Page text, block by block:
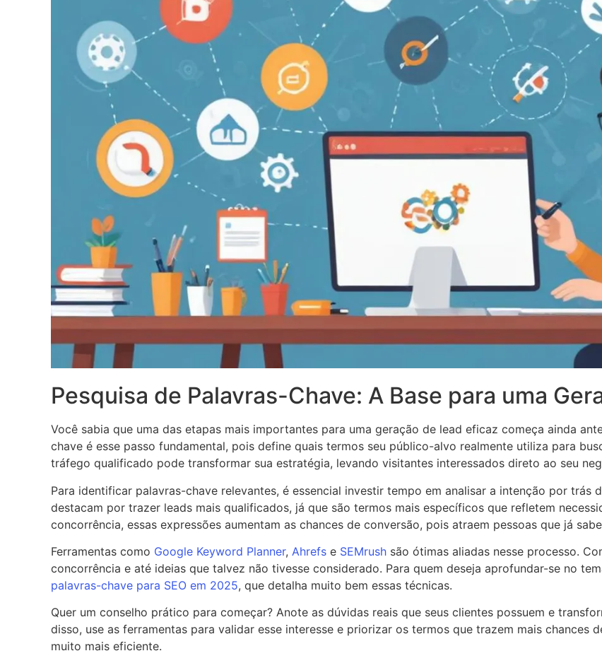
Pesquisa de Palavras-Chave: A Base para uma
Você sabia que uma das etapas mais importantes para uma geração de lead eficaz começa ainda
chave é esse passo fundamental, pois define quais termos seu público-alvo realmente utiliza para
tráfego qualificado pode transformar sua estratégia, levando visitantes interessados direto ao seu
Para identificar palavras-chave relevantes, é essencial investir tempo em analisar a intenção por trás
destacam por trazer leads mais qualificados, já que são termos mais específicos que refletem
concorrência, essas expressões aumentam as chances de conversão, pois atraem pessoas que já
Ferramentas como Google Keyword Planner, Ahrefs e SEMrush são ótimas aliadas nesse processo.
concorrência e até ideias que talvez não tivesse considerado. Para quem deseja aprofundar-se no
palavras-chave para SEO em 2025, que detalha muito bem essas técnicas.
Quer um conselho prático para começar? Anote as dúvidas reais que seus clientes possuem e
disso, use as ferramentas para validar esse interesse e priorizar os termos que trazem mais chances
muito mais eficiente.